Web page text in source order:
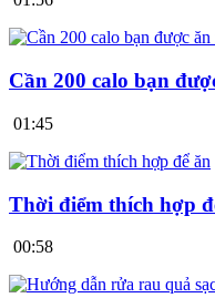
Cần 200 calo bạn
01:45
Thời điểm thích hợp
00:58